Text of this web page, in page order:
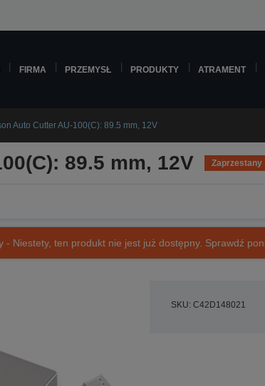
FIRMA PRZEMYSŁ PRODUKTY ATRAMENT
Auto Cutter AU-100(C): 89.5 mm, 12V
89.5 mm, 12V Zaprzestany
- Niestety, ten produkt nie jest już dostępny. Sprawdź
SKU: C42D148021